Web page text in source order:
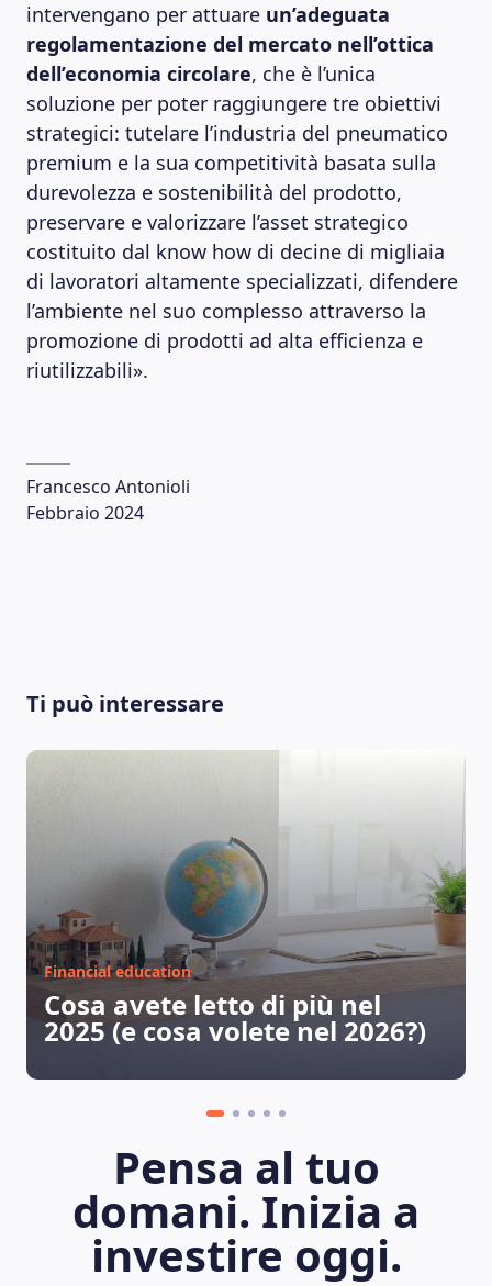
LEARNING PLATFORM
intervengano per attuare un’adeguata
regolamentazione del mercato nell’ottica
dell’economia circolare, che è l’unica
soluzione per poter raggiungere tre obiettivi
strategici: tutelare l’industria del pneumatico
premium e la sua competitività basata sulla
durevolezza e sostenibilità del prodotto,
preservare e valorizzare l’asset strategico
costituito dal know how di decine di migliaia
di lavoratori altamente specializzati, difendere
l’ambiente nel suo complesso attraverso la
promozione di prodotti ad alta efficienza e
riutilizzabili».
Francesco Antonioli
Febbraio 2024
Ti può interessare
Financial education
Cosa avete letto di più nel
2025 (e cosa volete nel 2026?)
Pensa al tuo
domani. Inizia a
investire oggi.